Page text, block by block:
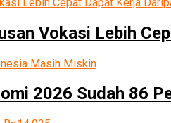
Vokasi Lebih
2026 Sudah 86